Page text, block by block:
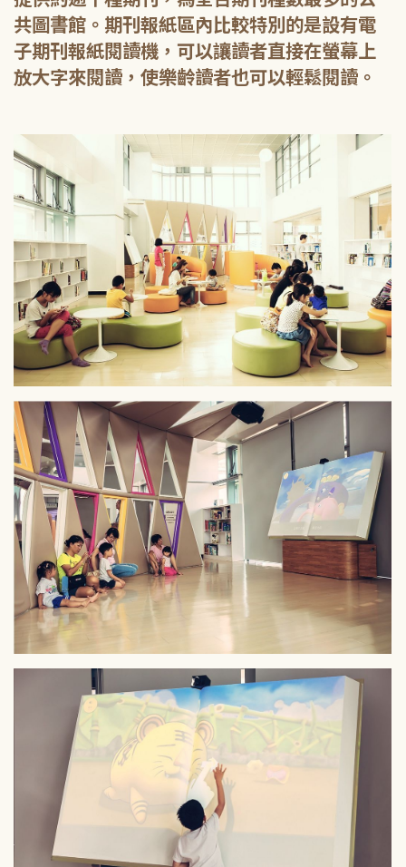
共圖書館。期刊報紙區內比較特別的是設有電
子期刊報紙閱讀機，可以讓讀者直接在螢幕上
放大字來閱讀，使樂齡讀者也可以輕鬆閱讀。